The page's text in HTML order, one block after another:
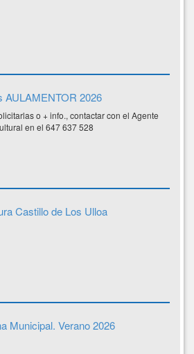
AULAMENTOR 2026
o + info., contactar con el Agente
en el 647 637 528
Castillo de Los Ulloa
Municipal. Verano 2026